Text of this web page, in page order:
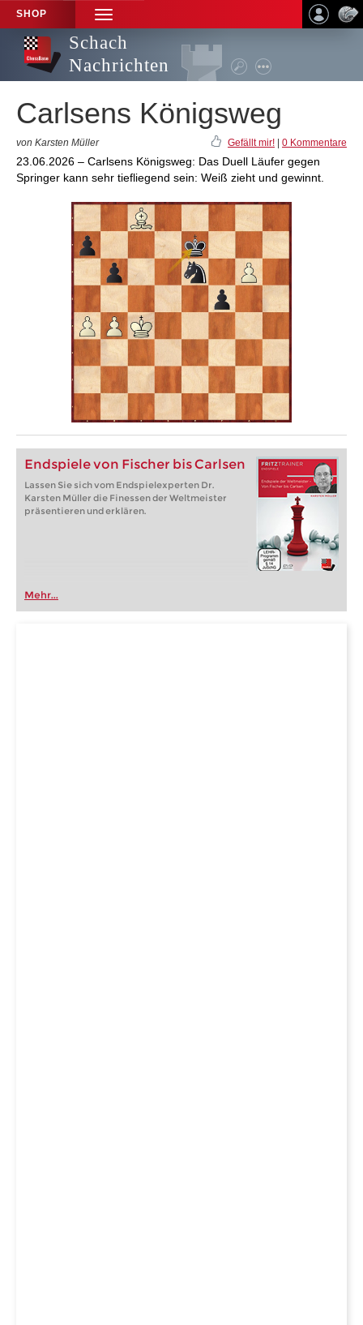
SHOP
TOGGLE
NAVIGATION
Schach
Nachrichten
Carlsens Königsweg
von Karsten Müller Gefällt mir! 0 Kommentare
23.06.2026 – Carlsens Königsweg: Das Duell Läufer gegen
Springer kann sehr tiefliegend sein: Weiß zieht und gewinnt.
Endspiele von Fischer bis Carlsen
Lassen Sie sich vom Endspielexperten Dr.
Karsten Müller die Finessen der Weltmeister
präsentieren und erklären.
Mehr...